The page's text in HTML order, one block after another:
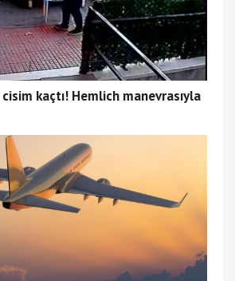
kaçtı! Hemlich manevrasıyla